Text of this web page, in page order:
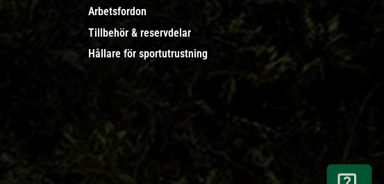
Arbetsfordon
Tillbehör & reservdelar
Hållare för sportutrustning